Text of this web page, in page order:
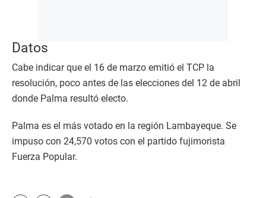
Datos
Cabe indicar que el 16 de marzo emitió el TCP la
resolución, poco antes de las elecciones del 12 de abril
donde Palma resultó electo.
Palma es el más votado en la región Lambayeque. Se
impuso con 24,570 votos con el partido fujimorista
Fuerza Popular.